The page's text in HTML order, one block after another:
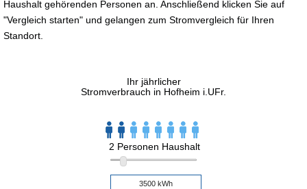
Haushalt gehörenden Personen an. Anschließend klicken Sie auf
"Vergleich starten" und gelangen zum Stromvergleich für Ihren
Standort.
Ihr jährlicher
Stromverbrauch in Hofheim i.UFr.
2 Personen Haushalt